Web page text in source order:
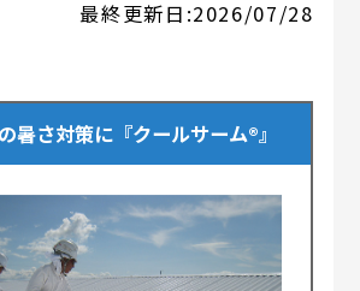
最終更新日:2026/07/28
暑さ対策に『クールサーム®』